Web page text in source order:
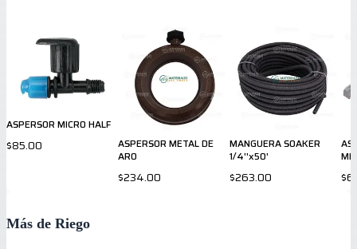
ASPERSOR MICRO HALF
$85.00
ASPERSOR METAL DE
ARO
$234.00
MANGUERA SOAKER
1/4''x50'
$263.00
Más de Riego